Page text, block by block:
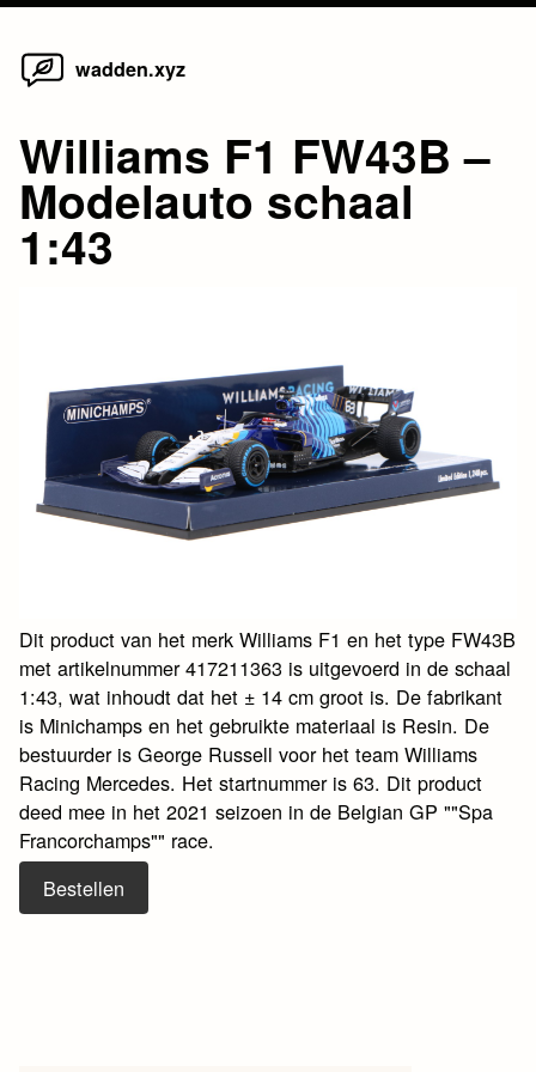
Skip
wadden.xyz
Williams F1 FW43B –
Modelauto schaal
1:43
Dit product van het merk Williams F1 en het type FW43B
met artikelnummer 417211363 is uitgevoerd in de schaal
1:43, wat inhoudt dat het ± 14 cm groot is. De fabrikant
is Minichamps en het gebruikte materiaal is Resin. De
bestuurder is George Russell voor het team Williams
Racing Mercedes. Het startnummer is 63. Dit product
deed mee in het 2021 seizoen in de Belgian GP ""Spa
Francorchamps"" race.
Bestellen